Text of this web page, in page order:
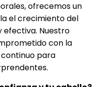
ofrecemos un
el crecimiento del
efectiva. Nuestro
con la
continuo para